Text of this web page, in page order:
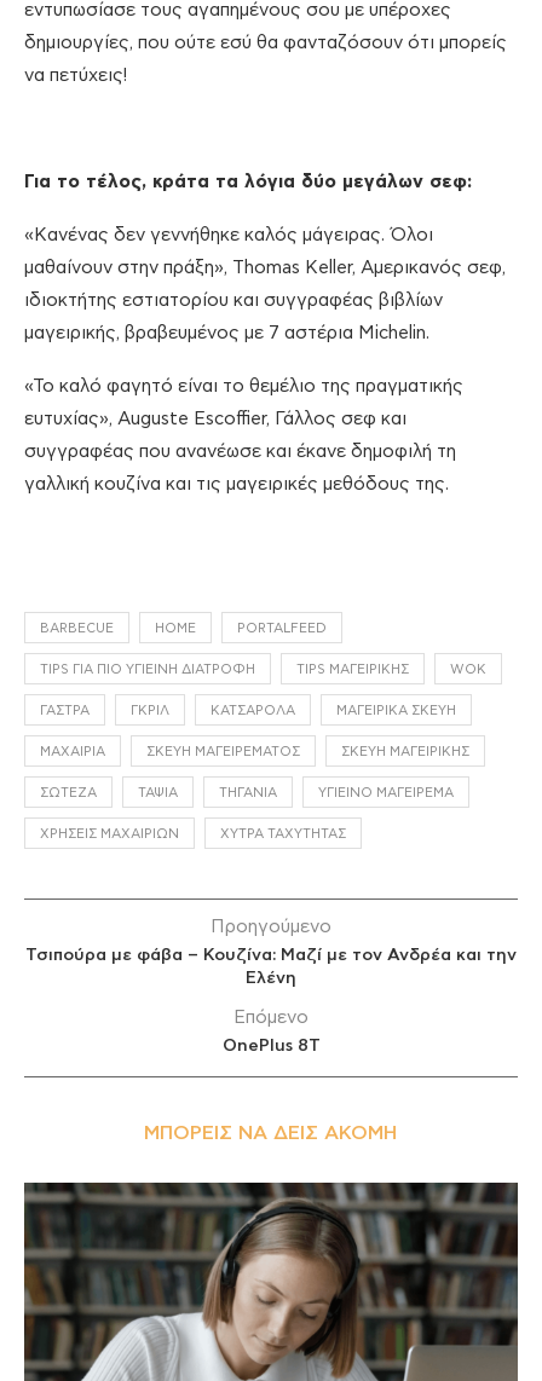
εντυπωσίασε τους αγαπημένους σου με υπέροχες
δημιουργίες, που ούτε εσύ θα φανταζόσουν ότι μπορείς
να πετύχεις!
Για το τέλος, κράτα τα λόγια δύο μεγάλων σεφ:
«Κανένας δεν γεννήθηκε καλός μάγειρας. Όλοι
μαθαίνουν στην πράξη», Thomas Keller, Αμερικανός σεφ,
ιδιοκτήτης εστιατορίου και συγγραφέας βιβλίων
μαγειρικής, βραβευμένος με 7 αστέρια Michelin.
«Το καλό φαγητό είναι το θεμέλιο της πραγματικής
ευτυχίας», Auguste Escoffier, Γάλλος σεφ και
συγγραφέας που ανανέωσε και έκανε δημοφιλή τη
γαλλική κουζίνα και τις μαγειρικές μεθόδους της.
BARBECUE HOME PORTALFEED
TIPS ΓΙΑ ΠΙΟ ΥΓΙΕΙΝΉ ΔΙΑΤΡΟΦΉ TIPS ΜΑΓΕΙΡΙΚΉΣ WOK
ΓΆΣΤΡΑ ΓΚΡΙΛ ΚΑΤΣΑΡΌΛΑ ΜΑΓΕΙΡΙΚΆ ΣΚΕΎΗ
ΜΑΧΑΊΡΙΑ ΣΚΕΎΗ ΜΑΓΕΙΡΈΜΑΤΟΣ ΣΚΕΎΗ ΜΑΓΕΙΡΙΚΉΣ
ΣΩΤΈΖΑ ΤΑΨΙΆ ΤΗΓΆΝΙΑ ΥΓΙΕΙΝΌ ΜΑΓΕΊΡΕΜΑ
ΧΡΉΣΕΙΣ ΜΑΧΑΙΡΙΏΝ ΧΎΤΡΑ ΤΑΧΎΤΗΤΑΣ
Προηγούμενο
Τσιπούρα με φάβα – Κουζίνα: Μαζί με τον Ανδρέα και την
Ελένη
Επόμενο
OnePlus 8T
ΜΠΟΡΕΊΣ ΝΑ ΔΕΙΣ ΑΚΌΜΗ